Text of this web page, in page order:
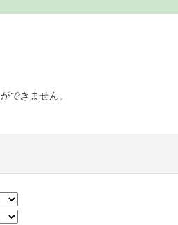
できません。